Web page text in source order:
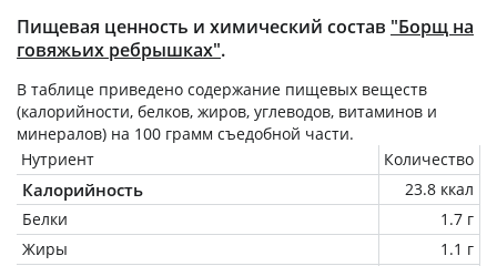
Пищевая ценность и химический состав "Борщ на
говяжьих ребрышках".
В таблице приведено содержание пищевых веществ
(калорийности, белков, жиров, углеводов, витаминов и
минералов) на 100 грамм съедобной части.
Нутриент
Количество
Калорийность
23.8 ккал
Белки
1.7 г
Жиры
1.1 г